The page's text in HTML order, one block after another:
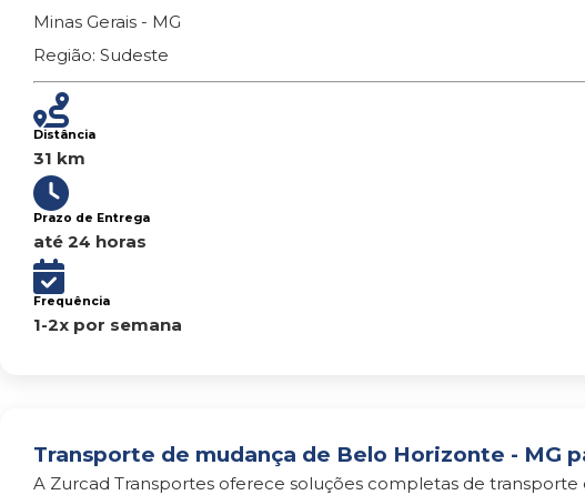
Minas Gerais - MG
Região: Sudeste
Distância
31 km
Prazo de Entrega
até 24 horas
Frequência
1-2x por semana
Transporte de mudança de Belo Horizonte - MG
A Zurcad Transportes oferece soluções completas de transporte